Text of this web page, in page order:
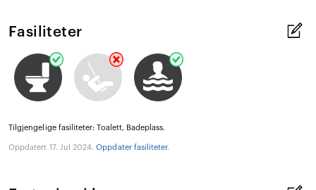
Fasiliteter
Tilgjengelige fasiliteter: Toalett, Badeplass.
Oppdatert 17. Jul 2024.Oppdater fasiliteter.